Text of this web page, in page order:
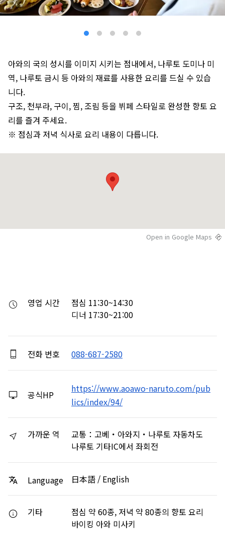
아와의 국의 성시를 이미지 시키는 점내에서, 나루토 도미나 미
역, 나루토 금시 등 아와의 재료를 사용한 요리를 드실 수 있습
니다.
구조, 천부라, 구이, 찜, 조림 등을 뷔페 스타일로 완성한 향토 요
리를 즐겨 주세요.
※ 점심과 저녁 식사로 요리 내용이 다릅니다.
Open in Google Maps
영업 시간
점심 11:30~14:30
디너 17:30~21:00
전화 번호 088-687-2580
공식HP
https://www.aoawo-naruto.com/pub
lics/index/94/
가까운 역
교통：고베・아와지・나루토 자동차도
나루토 기타IC에서 좌회전
Language 日本語 / English
기타
점심 약 60종, 저녁 약 80종의 향토 요리
바이킹 아와 미사키